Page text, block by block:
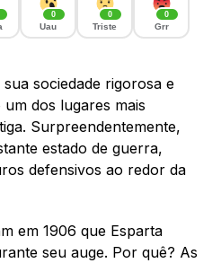
0
Uau
0
Triste
0
Grr
sociedade rigorosa e
dos lugares mais
Surpreendentemente,
estado de guerra,
defensivos ao redor da
em 1906 que Esparta
seu auge. Por quê? As